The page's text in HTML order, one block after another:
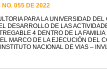
NO. 055 DE 2022
PARA LA UNIVERSIDAD
DESARROLLO DE LAS
4 DENTRO DE LA
MARCO DE LA EJECUCIÓN DEL
NACIONAL DE VIAS –